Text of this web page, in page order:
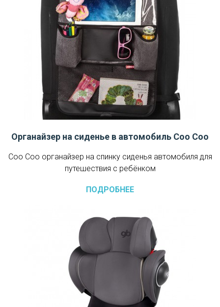
Органайзер на сиденье в автомобиль Соо Соо
Соо Соо органайзер на спинку сиденья автомобиля для
путешествия с ребёнком
ПОДРОБНЕЕ